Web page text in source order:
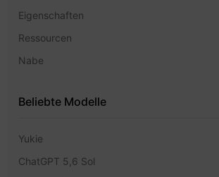
Eigenschaften
Ressourcen
Nabe
Beliebte Modelle
Yukie
ChatGPT 5,6 Sol